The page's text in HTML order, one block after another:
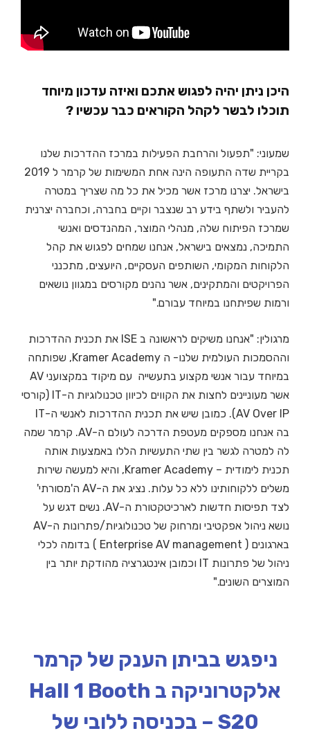
היכן ניתן יהיה לפגוש אתכם ואיזה עדכון מיוחד
תוכלו לבשר לקהל הקוראים כבר עכשיו ?
שמעוני: "תפעול והרחבת הפעילות במרכז ההדרכות שלנו
בקריית שדה התעופה הינה אחת המשימות של קרמר ל 2019
בישראל. יצרנו מרכז אשר מכיל את כל מה שצריך במטרה
להעביר ולשתף בידע רב שנצבר וקיים בחברה, וכחברה יצרנית
שמרכז הפיתוח שלה, מנהלי המוצר, המהנדסים ואנשי
התמיכה, נמצאים בישראל, אנחנו שמחים לפגוש את קהל
הלקוחות המקומי, השותפים העסקיים, היועצים, מתכנני
הפרויקטים והמתקינים, אשר נהנים מקורסים במגוון נושאים
ורמות שפיתחנו במיוחד עבורם."
מרגולין: "אנחנו משיקים לראשונה ב ISE את תכנית ההדרכות
וההסמכות העולמית שלנו- ה Kramer Academy, שפותחה
במיוחד עבור אנשי מקצוע בתעשייה עם מיקוד במקצועני AV
אשר מעוניינים לחצות את הקווים לכיוון טכנולוגיות ה-IT (קורסי
AV Over IP). כמובן שיש את תכנית ההדרכות לאנשי ה-IT
בה אנחנו מספקים מעטפת הדרכה לעולם ה-AV. קרמר שמה
לה למטרה לגשר בין שתי התעשיות הללו באמצעות אותה
תכנית לימודית – Kramer Academy, והיא למעשה שירות
משלים ללקוחותינו ללא כל עלות. נציג את ה-AV ה'מסורתי'
לצד תפיסות חדשות לארכיטקטורת ה-AV. נשים דגש על
נושא ניהול אפקטיבי ומרחוק של טכנולוגיות/פתרונות ה-AV
בארגונים ( Enterprise AV management ) בדומה לכלי
ניהול של פתרונות IT וכמובן אינטגרציה מהודקת יותר בין
המוצרים השונים."
ניפגש בביתן הענק של קרמר
אלקטרוניקה ב Hall 1 Booth
S20 – בכניסה ללובי של